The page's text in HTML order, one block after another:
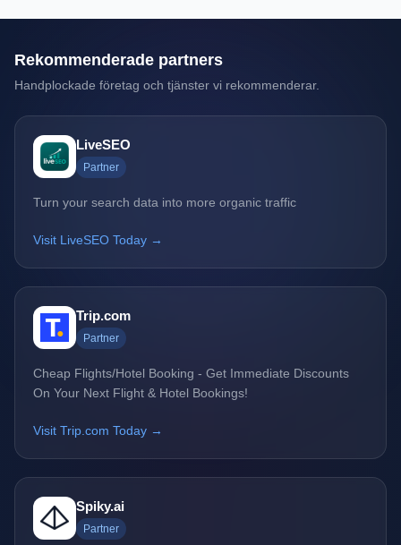
Rekommenderade partners
Handplockade företag och tjänster vi rekommenderar.
LiveSEO
Partner
Turn your search data into more organic traffic
Visit LiveSEO Today →
Trip.com
Partner
Cheap Flights/Hotel Booking - Get Immediate Discounts
On Your Next Flight & Hotel Bookings!
Visit Trip.com Today →
Spiky.ai
Partner